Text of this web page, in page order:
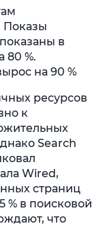
Показы
в
80 %.
на 90 %
ресурсов
к
Search
Wired,
страниц
% в поисковой
что